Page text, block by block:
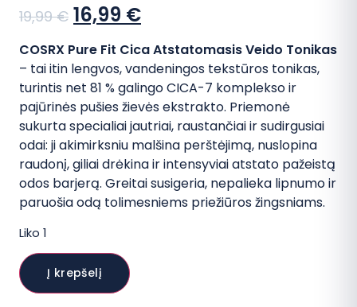
19,99€ Sena
kaina:
19,99 €.
16,99 €Dabartinė
kaina:
16,99 €.
COSRX Pure Fit Cica Atstatomasis Veido Tonikas
– tai itin lengvos, vandeningos tekstūros tonikas,
turintis net 81 % galingo CICA-7 komplekso ir
pajūrinės pušies žievės ekstrakto. Priemonė
sukurta specialiai jautriai, raustančiai ir sudirgusiai
odai: ji akimirksniu malšina perštėjimą, nuslopina
raudonį, giliai drėkina ir intensyviai atstato pažeistą
odos barjerą. Greitai susigeria, nepalieka lipnumo ir
paruošia odą tolimesniems priežiūros žingsniams.
Liko 1
produkto
kiekis:
COSRX
Pure
Į krepšelį